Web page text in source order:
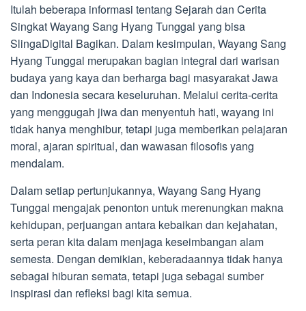
Itulah beberapa informasi tentang Sejarah dan Cerita
Singkat Wayang Sang Hyang Tunggal yang bisa
SlingaDigital Bagikan. Dalam kesimpulan, Wayang Sang
Hyang Tunggal merupakan bagian integral dari warisan
budaya yang kaya dan berharga bagi masyarakat Jawa
dan Indonesia secara keseluruhan. Melalui cerita-cerita
yang menggugah jiwa dan menyentuh hati, wayang ini
tidak hanya menghibur, tetapi juga memberikan pelajaran
moral, ajaran spiritual, dan wawasan filosofis yang
mendalam.
Dalam setiap pertunjukannya, Wayang Sang Hyang
Tunggal mengajak penonton untuk merenungkan makna
kehidupan, perjuangan antara kebaikan dan kejahatan,
serta peran kita dalam menjaga keseimbangan alam
semesta. Dengan demikian, keberadaannya tidak hanya
sebagai hiburan semata, tetapi juga sebagai sumber
inspirasi dan refleksi bagi kita semua.